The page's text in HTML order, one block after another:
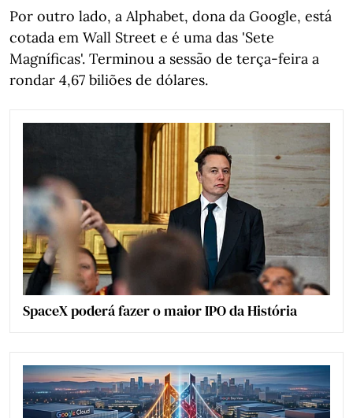
Por outro lado, a Alphabet, dona da Google, está
cotada em Wall Street e é uma das 'Sete
Magníficas'. Terminou a sessão de terça-feira a
rondar 4,67 biliões de dólares.
SpaceX poderá fazer o maior IPO da História